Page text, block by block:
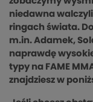
niedawna
ringach świata.
m.in. Adamek,
naprawdę
typy na FAME
znajdziesz w